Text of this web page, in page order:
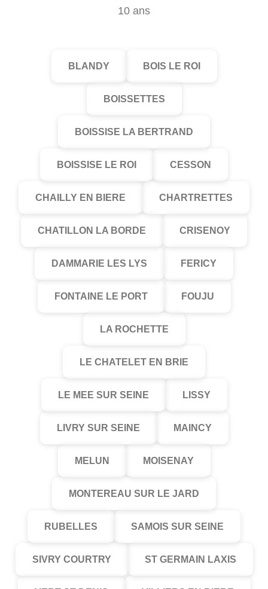
10 ans
BLANDY BOIS LE ROI
BOISSETTES
BOISSISE LA BERTRAND
BOISSISE LE ROI CESSON
CHAILLY EN BIERE CHARTRETTES
CHATILLON LA BORDE CRISENOY
DAMMARIE LES LYS FERICY
FONTAINE LE PORT FOUJU
LA ROCHETTE
LE CHATELET EN BRIE
LE MEE SUR SEINE LISSY
LIVRY SUR SEINE MAINCY
MELUN MOISENAY
MONTEREAU SUR LE JARD
RUBELLES SAMOIS SUR SEINE
SIVRY COURTRY ST GERMAIN LAXIS